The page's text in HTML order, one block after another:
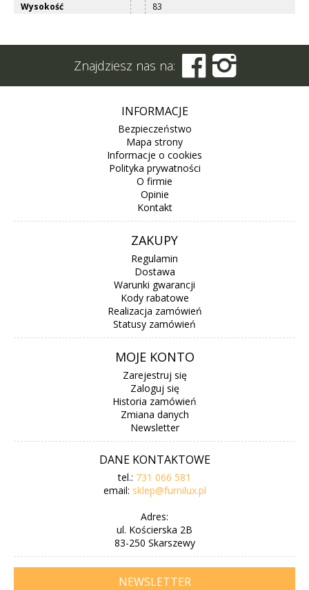
Wysokość
83
Znajdziesz nas na:  
INFORMACJE
Bezpieczeństwo
Mapa strony
Informacje o cookies
Polityka prywatności
O firmie
Opinie
Kontakt
ZAKUPY
Regulamin
Dostawa
Warunki gwarancji
Kody rabatowe
Realizacja zamówień
Statusy zamówień
MOJE KONTO
Zarejestruj się
Zaloguj się
Historia zamówień
Zmiana danych
Newsletter
DANE KONTAKTOWE
tel.: 731 066 581
email: sklep@furnilux.pl
Adres:
ul. Kościerska 2B
83-250 Skarszewy
NEWSLETTER